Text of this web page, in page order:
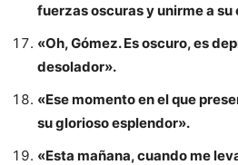
fuerzas oscuras y unirme a
«Oh, Gómez. Es oscuro, es
desolador».
«Ese momento en el que
su glorioso esplendor».
«Esta mañana, cuando me